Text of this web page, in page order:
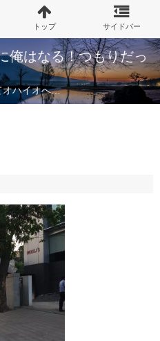
俺はなる！つもりだっ
オハイオへ…